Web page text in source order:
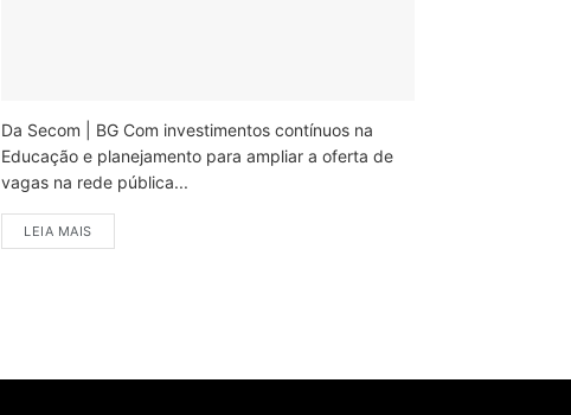
Da Secom | BG Com investimentos contínuos na
Educação e planejamento para ampliar a oferta de
vagas na rede pública...
LEIA MAIS